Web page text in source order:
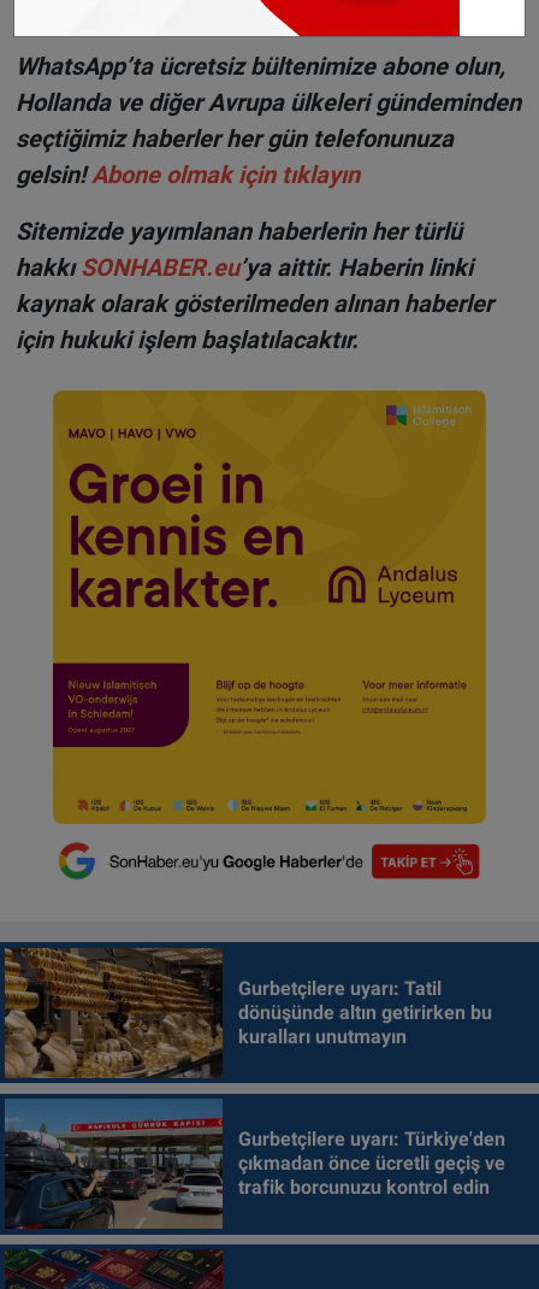
alındı ve hakkında yasal işlem başlatıldı.
WhatsApp’ta ücretsiz bültenimize abone olun,
Hollanda ve diğer Avrupa ülkeleri gündeminden
seçtiğimiz haberler her gün telefonunuza
gelsin!Abone olmak için tıklayın
Sitemizde yayımlanan haberlerin her türlü
hakkıSONHABER.eu’ya aittir. Haberin linki
kaynak olarak gösterilmeden alınan haberler
için hukuki işlem başlatılacaktır.
Gurbetçilere uyarı: Tatil
dönüşünde altın getirirken bu
kuralları unutmayın
Gurbetçilere uyarı: Türkiye'den
çıkmadan önce ücretli geçiş ve
trafik borcunuzu kontrol edin